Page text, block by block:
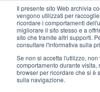
Il presente sito Web archivia
vengono utilizzati per
ricordare i comportamenti
migliorare il sito stesso e a
sito che tramite altri supporti.
consultare l'informativa sulla
Se non si accetta l'utilizzo,
comportamento durante
browser per ricordare che si è
sulla navigazione.
gastronomia e del menù
nello spazio